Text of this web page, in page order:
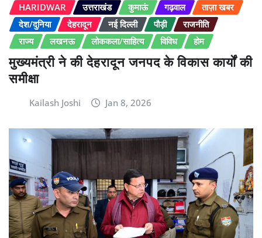
HARIDWAR उत्तराखंड कुमाऊं गढ़वाल
ताज़ा खबर
देश/दुनिया
देहरादून नई दिल्ली पौड़ी
राजनीति
राज्य
लखनऊ लोककला/साहित्य विविध होम
मुख्यमंत्री ने की देहरादून जनपद के विकास कार्यों की
समीक्षा
Kailash Joshi Jan 8, 2026